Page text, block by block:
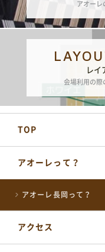
アオーレ
レイ
会場利用の際
TOP
アオーレって？
アオーレ長岡って？
アクセス